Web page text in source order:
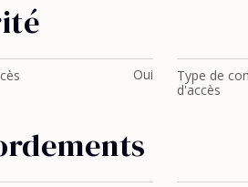
Oui
Type de
d'accès